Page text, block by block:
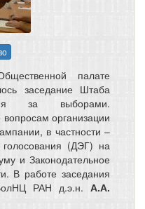
палате
заседание Штаба
за выборами.
организации
в частности –
голосования (ДЭГ) на
и Законодательное
В работе заседания
РАН д.э.н. А.А.